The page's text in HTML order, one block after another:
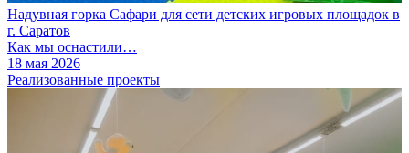
Надувная горка Сафари для сети детских игровых площадок в
г. Саратов
Как мы оснастили…
18 мая 2026
Реализованные проекты